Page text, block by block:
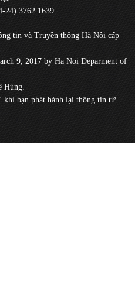
24) 3762 1639.
tin và Truyền thông Hà Nội cấp
9, 2017 by Ha Noi Deparment of
Hùng.
bạn phát hành lại thông tin từ